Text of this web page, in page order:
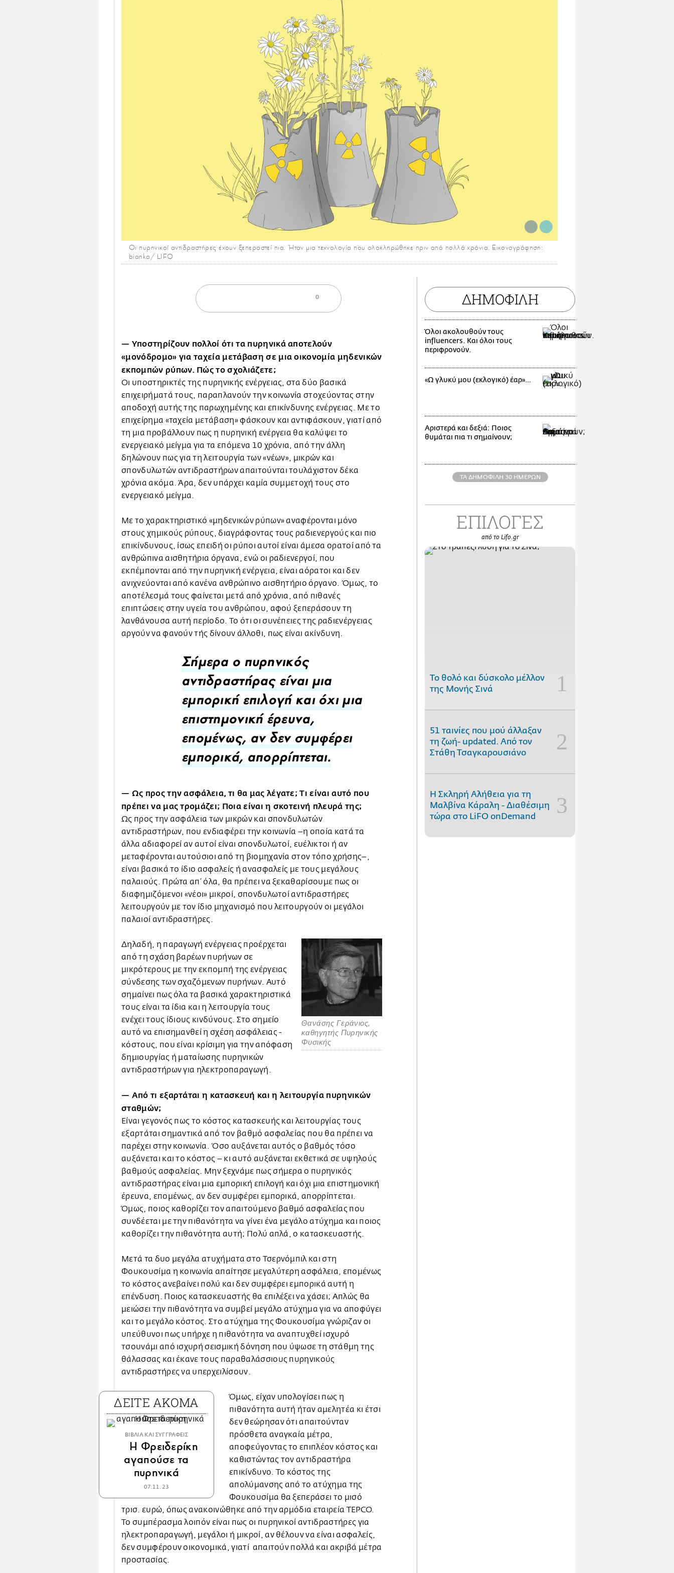
Οι πυρηνικοί αντιδραστήρες έχουν ξεπεραστεί πια. Ήταν μια τεχνολογία που ολοκληρώθηκε πριν από πολλά χρόνια. Εικονογράφηση:
bianka/ LIFO
0
— Υποστηρίζουν πολλοί ότι τα πυρηνικά αποτελούν
«μονόδρομο» για ταχεία μετάβαση σε μια οικονομία μηδενικών
εκπομπών ρύπων. Πώς το σχολιάζετε;
Οι υποστηρικτές της πυρηνικής ενέργειας, στα δύο βασικά
επιχειρήματά τους, παραπλανούν την κοινωνία στοχεύοντας στην
αποδοχή αυτής της παρωχημένης και επικίνδυνης ενέργειας. Με το
επιχείρημα «ταχεία μετάβαση» φάσκουν και αντιφάσκουν, γιατί από
τη μια προβάλλουν πως η πυρηνική ενέργεια θα καλύψει το
ενεργειακό μείγμα για τα επόμενα 10 χρόνια, από την άλλη
δηλώνουν πως για τη λειτουργία των «νέων», μικρών και
σπονδυλωτών αντιδραστήρων απαιτούνται τουλάχιστον δέκα
χρόνια ακόμα. Άρα, δεν υπάρχει καμία συμμετοχή τους στο
ενεργειακό μείγμα.
Με το χαρακτηριστικό «μηδενικών ρύπων» αναφέρονται μόνο
στους χημικούς ρύπους, διαγράφοντας τους ραδιενεργούς και πιο
επικίνδυνους, ίσως επειδή οι ρύποι αυτοί είναι άμεσα ορατοί από τα
ανθρώπινα αισθητήρια όργανα, ενώ οι ραδιενεργοί, που
εκπέμπονται από την πυρηνική ενέργεια, είναι αόρατοι και δεν
ανιχνεύονται από κανένα ανθρώπινο αισθητήριο όργανο. Όμως, το
αποτέλεσμά τους φαίνεται μετά από χρόνια, από πιθανές
επιπτώσεις στην υγεία του ανθρώπου, αφού ξεπεράσουν τη
λανθάνουσα αυτή περίοδο. Το ότι οι συνέπειες της ραδιενέργειας
αργούν να φανούν τής δίνουν άλλοθι, πως είναι ακίνδυνη.
Σήμερα ο πυρηνικός
αντιδραστήρας είναι μια
εμπορική επιλογή και όχι μια
επιστημονική έρευνα,
επομένως, αν δεν συμφέρει
εμπορικά, απορρίπτεται.
— Ως προς την ασφάλεια, τι θα μας λέγατε; Τι είναι αυτό που
πρέπει να μας τρομάζει; Ποια είναι η σκοτεινή πλευρά της;
Ως προς την ασφάλεια των μικρών και σπονδυλωτών
αντιδραστήρων, που ενδιαφέρει την κοινωνία –η οποία κατά τα
άλλα αδιαφορεί αν αυτοί είναι σπονδυλωτοί, ευέλικτοι ή αν
μεταφέρονται αυτούσιοι από τη βιομηχανία στον τόπο χρήσης–,
είναι βασικά το ίδιο ασφαλείς ή ανασφαλείς με τους μεγάλους
παλαιούς. Πρώτα απ’ όλα, θα πρέπει να ξεκαθαρίσουμε πως οι
διαφημιζόμενοι «νέοι» μικροί, σπονδυλωτοί αντιδραστήρες
λειτουργούν με τον ίδιο μηχανισμό που λειτουργούν οι μεγάλοι
παλαιοί αντιδραστήρες.
Θανάσης Γεράνιος,
καθηγητής Πυρηνικής
Φυσικής
Δηλαδή, η παραγωγή ενέργειας προέρχεται
από τη σχάση βαρέων πυρήνων σε
μικρότερους με την εκπομπή της ενέργειας
σύνδεσης των σχαζόμενων πυρήνων. Αυτό
σημαίνει πως όλα τα βασικά χαρακτηριστικά
τους είναι τα ίδια και η λειτουργία τους
ενέχει τους ίδιους κινδύνους. Στο σημείο
αυτό να επισημανθεί η σχέση ασφάλειας -
κόστους, που είναι κρίσιμη για την απόφαση
δημιουργίας ή ματαίωσης πυρηνικών
αντιδραστήρων για ηλεκτροπαραγωγή.
— Από τι εξαρτάται η κατασκευή και η λειτουργία πυρηνικών
σταθμών;
Είναι γεγονός πως το κόστος κατασκευής και λειτουργίας τους
εξαρτάται σημαντικά από τον βαθμό ασφαλείας που θα πρέπει να
παρέχει στην κοινωνία. Όσο αυξάνεται αυτός ο βαθμός τόσο
αυξάνεται και το κόστος – κι αυτό αυξάνεται εκθετικά σε υψηλούς
βαθμούς ασφαλείας. Μην ξεχνάμε πως σήμερα ο πυρηνικός
αντιδραστήρας είναι μια εμπορική επιλογή και όχι μια επιστημονική
έρευνα, επομένως, αν δεν συμφέρει εμπορικά, απορρίπτεται.
Όμως, ποιος καθορίζει τον απαιτούμενο βαθμό ασφαλείας που
συνδέεται με την πιθανότητα να γίνει ένα μεγάλο ατύχημα και ποιος
καθορίζει την πιθανότητα αυτή; Πολύ απλά, ο κατασκευαστής.
Μετά τα δυο μεγάλα ατυχήματα στο Τσερνόμπιλ και στη
Φουκουσίμα η κοινωνία απαίτησε μεγαλύτερη ασφάλεια, επομένως
το κόστος ανεβαίνει πολύ και δεν συμφέρει εμπορικά αυτή η
επένδυση. Ποιος κατασκευαστής θα επιλέξει να χάσει; Απλώς θα
μειώσει την πιθανότητα να συμβεί μεγάλο ατύχημα για να αποφύγει
και το μεγάλο κόστος. Στο ατύχημα της Φουκουσίμα γνώριζαν οι
υπεύθυνοι πως υπήρχε η πιθανότητα να αναπτυχθεί ισχυρό
τσουνάμι από ισχυρή σεισμική δόνηση που ύψωσε τη στάθμη της
θάλασσας και έκανε τους παραθαλάσσιους πυρηνικούς
αντιδραστήρες να υπερχειλίσουν.
ΔΕΙΤΕ ΑΚΟΜΑ
ΒΙΒΛΙΑ ΚΑΙ ΣΥΓΓΡΑΦΕΙΣ
Η Φρειδερίκη
αγαπούσε τα
πυρηνικά
07.11.23
Όμως, είχαν υπολογίσει πως η
πιθανότητα αυτή ήταν αμελητέα κι έτσι
δεν θεώρησαν ότι απαιτούνταν
πρόσθετα αναγκαία μέτρα,
αποφεύγοντας το επιπλέον κόστος και
καθιστώντας τον αντιδραστήρα
επικίνδυνο. Το κόστος της
απολύμανσης από το ατύχημα της
Φουκουσίμα θα ξεπεράσει το μισό
τρισ. ευρώ, όπως ανακοινώθηκε από την αρμόδια εταιρεία TEPCO.
Το συμπέρασμα λοιπόν είναι πως οι πυρηνικοί αντιδραστήρες για
ηλεκτροπαραγωγή, μεγάλοι ή μικροί, αν θέλουν να είναι ασφαλείς,
δεν συμφέρουν οικονομικά, γιατί απαιτούν πολλά και ακριβά μέτρα
προστασίας.
ΔΗΜΟΦΙΛΗ
Όλοι ακολουθούν τους
influencers. Και όλοι τους
περιφρονούν.
«Ω γλυκύ μου (εκλογικό) έαρ»…
Αριστερά και δεξιά: Ποιος
θυμάται πια τι σημαίνουν;
ΤΑ ΔΗΜΟΦΙΛΗ 30 ΗΜΕΡΩΝ
ΕΠΙΛΟΓΕΣ
από το Lifo.gr
Το θολό και δύσκολο μέλλον
της Μονής Σινά
51 ταινίες που μού άλλαξαν
τη ζωή- updated. Aπό τον
Στάθη Τσαγκαρουσιάνο
Η Σκληρή Αλήθεια για τη
Μαλβίνα Κάραλη - Διαθέσιμη
τώρα στo LiFO onDemand